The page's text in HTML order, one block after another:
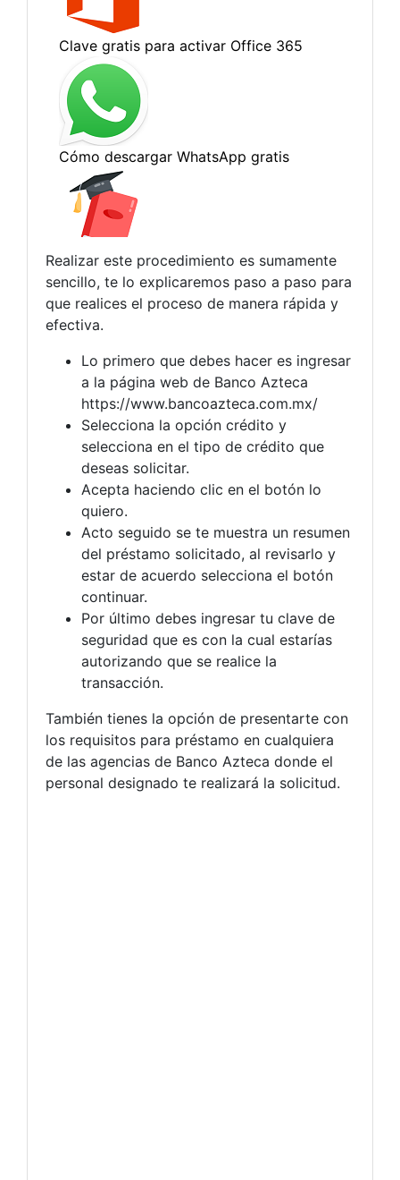
Realizar este procedimiento es sumamente
sencillo, te lo explicaremos paso a paso para
que realices el proceso de manera rápida y
efectiva.
Lo primero que debes hacer es ingresar
a la página web de Banco Azteca
https://www.bancoazteca.com.mx/
Selecciona la opción crédito y
selecciona en el tipo de crédito que
deseas solicitar.
Acepta haciendo clic en el botón lo
quiero.
Acto seguido se te muestra un resumen
del préstamo solicitado, al revisarlo y
estar de acuerdo selecciona el botón
continuar.
Por último debes ingresar tu clave de
seguridad que es con la cual estarías
autorizando que se realice la
transacción.
También tienes la opción de presentarte con
los requisitos para préstamo en cualquiera
de las agencias de Banco Azteca donde el
personal designado te realizará la solicitud.